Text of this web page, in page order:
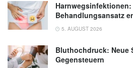
Harnwegsinfektionen:
Behandlungsansatz
5. AUGUST 2026
Bluthochdruck: Neue
Gegensteuern